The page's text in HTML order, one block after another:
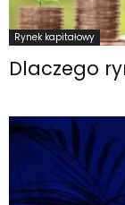
Rynek kapitałowy
Dlaczego